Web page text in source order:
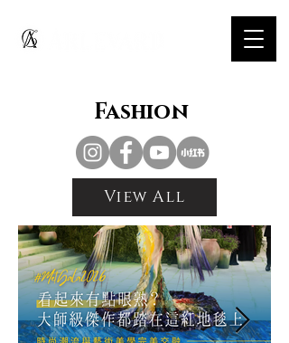
Fashion
View All